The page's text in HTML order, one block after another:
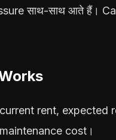
साथ-साथ आते हैं।
rent, expected
cost।